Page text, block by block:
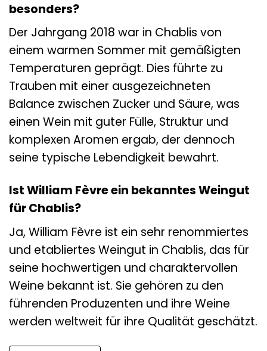
besonders?
Der Jahrgang 2018 war in Chablis von
einem warmen Sommer mit gemäßigten
Temperaturen geprägt. Dies führte zu
Trauben mit einer ausgezeichneten
Balance zwischen Zucker und Säure, was
einen Wein mit guter Fülle, Struktur und
komplexen Aromen ergab, der dennoch
seine typische Lebendigkeit bewahrt.
Ist William Fèvre ein bekanntes Weingut
für Chablis?
Ja, William Fèvre ist ein sehr renommiertes
und etabliertes Weingut in Chablis, das für
seine hochwertigen und charaktervollen
Weine bekannt ist. Sie gehören zu den
führenden Produzenten und ihre Weine
werden weltweit für ihre Qualität geschätzt.